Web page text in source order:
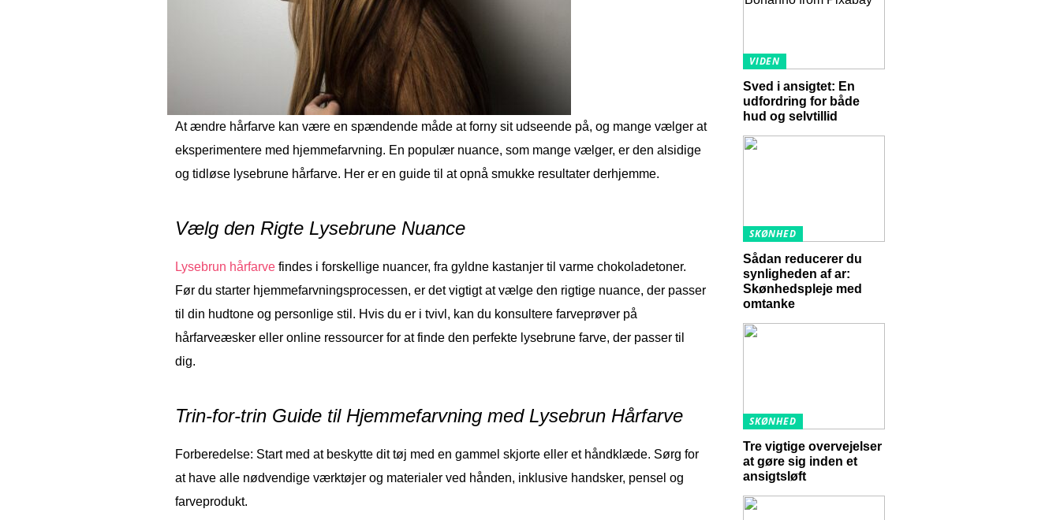
At ændre hårfarve kan være en spændende måde at forny sit udseende på, og mange vælger at
eksperimentere med hjemmefarvning. En populær nuance, som mange vælger, er den alsidige
og tidløse lysebrune hårfarve. Her er en guide til at opnå smukke resultater derhjemme.
Vælg den Rigte Lysebrune Nuance
Lysebrun hårfarve findes i forskellige nuancer, fra gyldne kastanjer til varme chokoladetoner.
Før du starter hjemmefarvningsprocessen, er det vigtigt at vælge den rigtige nuance, der passer
til din hudtone og personlige stil. Hvis du er i tvivl, kan du konsultere farveprøver på
hårfarveæsker eller online ressourcer for at finde den perfekte lysebrune farve, der passer til
dig.
Trin-for-trin Guide til Hjemmefarvning med Lysebrun Hårfarve
Forberedelse: Start med at beskytte dit tøj med en gammel skjorte eller et håndklæde. Sørg for
at have alle nødvendige værktøjer og materialer ved hånden, inklusive handsker, pensel og
farveprodukt.
VIDEN
Sved i ansigtet: En
udfordring for både
hud og selvtillid
SKØNHED
Sådan reducerer du
synligheden af ar:
Skønhedspleje med
omtanke
SKØNHED
Tre vigtige overvejelser
at gøre sig inden et
ansigtsløft